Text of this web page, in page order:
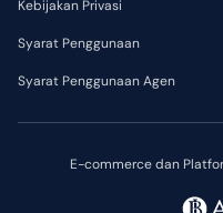
E-commerce dan
Kebijakan Privasi
Syarat Penggunaan
Syarat Penggunaan Agen